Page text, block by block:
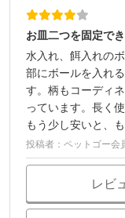
お皿二つを固定で
水入れ、餌入れの
部にボールを入れ
す。柄もコーディ
っています。長く
もう少し安いと、
投稿者：ペットゴー会
レビ